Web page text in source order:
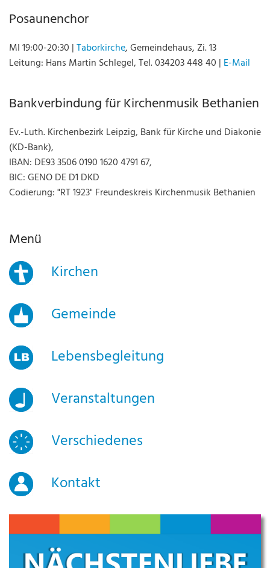
Posaunenchor
MI 19:00-20:30 |Taborkirche, Gemeindehaus, Zi. 13
Leitung: Hans Martin Schlegel, Tel. 034203 448 40 | E-Mail
Bankverbindung für Kirchenmusik Bethanien
Ev.-Luth. Kirchenbezirk Leipzig, Bank für Kirche und Diakonie
(KD-Bank),
IBAN: DE93 3506 0190 1620 4791 67,
BIC: GENO DE D1 DKD
Codierung: "RT 1923" Freundeskreis Kirchenmusik Bethanien
Menü
Kirchen
Gemeinde
Lebensbegleitung
Veranstaltungen
Verschiedenes
Kontakt